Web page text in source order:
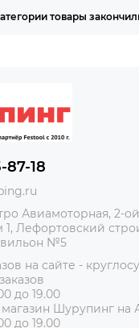
товары
87-18
Авиамоторная, 2-
1, Лефортовский
№5
на сайте -
до 19.00
Шурупинг на
до 19.00